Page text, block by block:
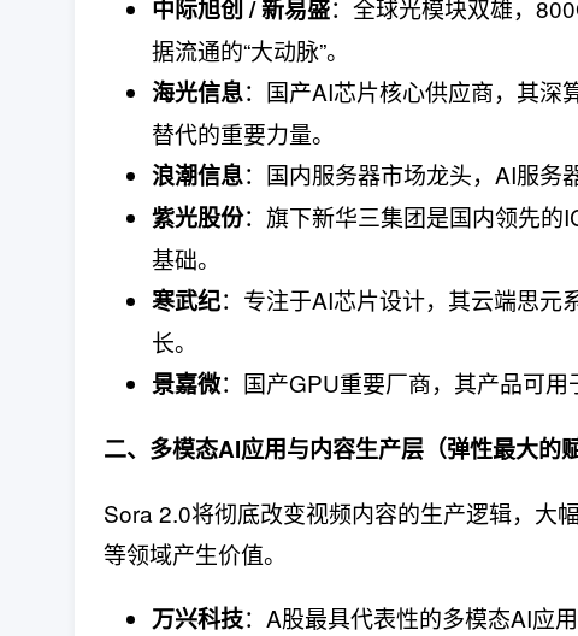
中际旭创 / 新易盛：全球光模块双雄，
据流通的“大动脉”。
海光信息：国产AI芯片核心供应商，其
替代的重要力量。
浪潮信息：国内服务器市场龙头，AI服务
紫光股份：旗下新华三集团是国内领先的
基础。
寒武纪：专注于AI芯片设计，其云端思元
长。
景嘉微：国产GPU重要厂商，其产品可
二、多模态AI应用与内容生产层（弹性最大的
Sora 2.0将彻底改变视频内容的生产逻辑，大
等领域产生价值。
万兴科技：A股最具代表性的多模态AI应